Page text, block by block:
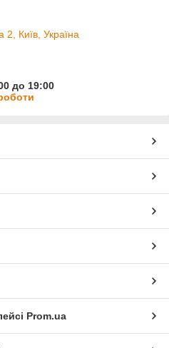
2, Київ, Україна
до 19:00
Prom.ua